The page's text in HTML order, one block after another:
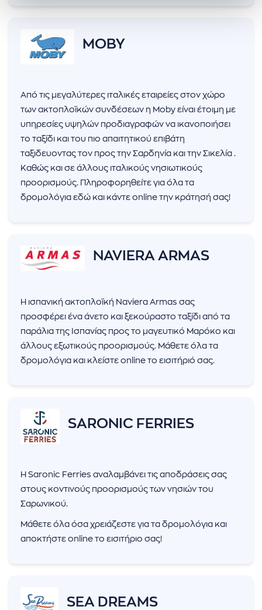
MOBY
Από τις μεγαλύτερες ιταλικές εταιρείες στον χώρο
των ακτοπλοϊκών συνδέσεων η Moby είναι έτοιμη με
υπηρεσίες υψηλών προδιαγραφών να ικανοποιήσει
το ταξίδι και του πιο απαιτητικού επιβάτη
ταξιδευοντας τον προς την Σαρδηνία και την Σικελία .
Καθώς και σε άλλους ιταλικούς νησιωτικούς
προορισμούς. Πληροφορηθείτε για όλα τα
δρομολόγια εδώ και κάντε online την κράτησή σας!
NAVIERA ARMAS
Η ισπανική ακτοπλοϊκή Naviera Armas σας
προσφέρει ένα άνετο και ξεκούραστο ταξίδι από τα
παράλια της Ισπανίας προς το μαγευτικό Μαρόκο και
άλλους εξωτικούς προορισμούς. Μάθετε όλα τα
δρομολόγια και κλείστε online το εισιτήριό σας.
SARONIC FERRIES
Η Saronic Ferries αναλαμβάνει τις αποδράσεις σας
στους κοντινούς προορισμούς των νησιών του
Σαρωνικού.
Μάθετε όλα όσα χρειάζεστε για τα δρομολόγια και
αποκτήστε online το εισιτήριο σας!
SEA DREAMS